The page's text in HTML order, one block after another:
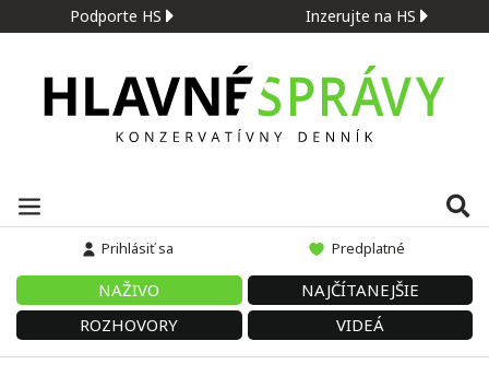
Podporte HS Inzerujte na HS
Prihlásiť sa Predplatné
NAŽIVO
NAJČÍTANEJŠIE
ROZHOVORY
VIDEÁ